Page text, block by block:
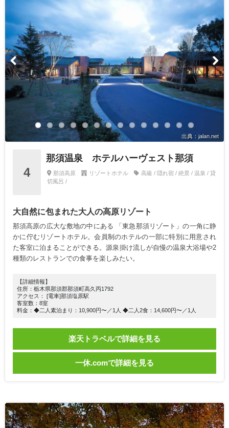
出典：jalan.net
4
那須温泉 ホテルハーヴェスト那須
那須高原 リゾートホテル
高級 / 隠れ宿 / 絶景 / 温泉 / 貸
切風呂 /
大自然に包まれた大人の高原リゾート
那須高原の広大な敷地の中にある 「東急那須リゾート」の一角に静
かに佇むリゾートホテル。会員制のホテルの一部に特別に用意され
た客室に泊まることができる。源泉掛け流しが自慢の温泉大浴場や2
種類のレストランでの食事を楽しみたい。
【詳細情報】
住所：栃木県那須郡那須町高久丙1792
アクセス： [電車]那須塩原駅
客室数：8室
料金：◆二人素泊まり：10,900円〜／1人 ◆二人2食：14,600円〜／1人
楽天トラベルで詳細を見る
一休.comで詳細を見る